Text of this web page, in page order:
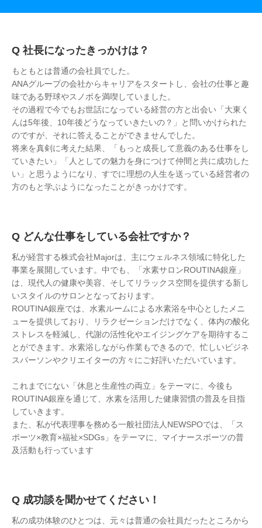
社長になったきっかけは？
もともとは普通の会社員でした。
ANAグループの会社からキャリアをスタートし、会社の仕事と趣
味である野球やスノボを満喫していました。
その過程で今でもお世話になっている経営の方と出会い「大東く
んは5年後、10年後どうなっていきたいの？」と問いかけられた
のですが、それに答えることができませんでした。
将来を真剣に考えた結果、「もっと成長して意義のある仕事をし
ていきたい」「人としての魅力を身につけて仲間と共に成功した
い」と思うようになり、すでに理想の人生を送っている経営者の
方のもと学ぶようになったことがきっかけです。
どんな仕事をしている会社ですか？
私が経営する株式会社Majorは、主にウェルネス領域に特化した
事業を展開しています。中でも、「水素サロンROUTINA銀座」
は、現代人の健康や美容、そしてリラックス空間を提供する新し
いスタイルのサロンとなっております。
ROUTINA銀座では、水素ルームによる水素浴を中心としたメニ
ューを提供しており、リラクゼーションだけでなく、体内の酸化
ストレスを軽減し、代謝の活性化やエイジングケアを期待するこ
とができます。水素浴しながら作業もできるので、忙しいビジネ
スパーソンやクリエイターの方々にご好評いただいています。
これまでにない「休息と生産性の両立」をテーマに、今後も
ROUTINA銀座を通じて、水素を活用した健康習慣の普及を目指
していきます。
また、私が代表理事を務める一般社団法人NEWSPOでは、「ス
ポーツ×教育×福祉×SDGs」をテーマに、マイナースポーツの普
及活動も行っています
成功談を聞かせてください！
私の成功体験のひとつは、元々は普通の会社員だったところから